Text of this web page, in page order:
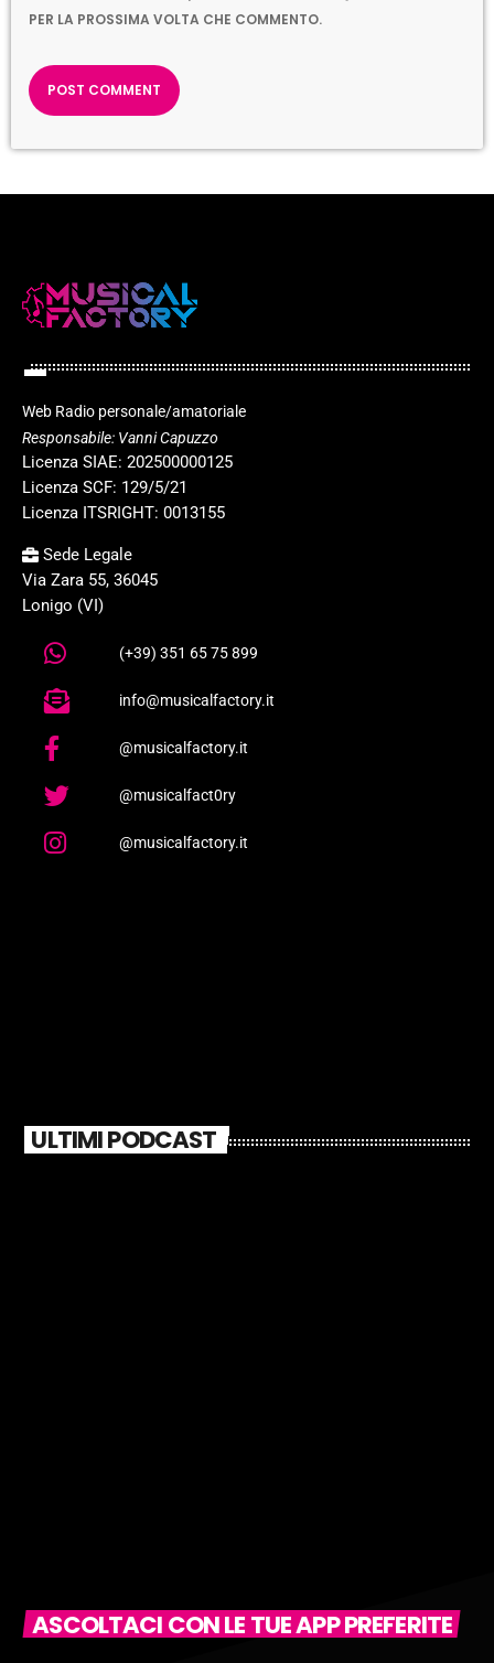
PER LA PROSSIMA VOLTA CHE COMMENTO.
Web Radio personale/amatoriale
Responsabile: Vanni Capuzzo
Licenza SIAE: 202500000125
Licenza SCF: 129/5/21
Licenza ITSRIGHT: 0013155
Sede Legale
Via Zara 55, 36045
Lonigo (VI)
(+39) 351 65 75 899
info@musicalfactory.it
@musicalfactory.it
@musicalfact0ry
@musicalfactory.it
ULTIMI PODCAST
ASCOLTACI CON LE TUE APP PREFERITE